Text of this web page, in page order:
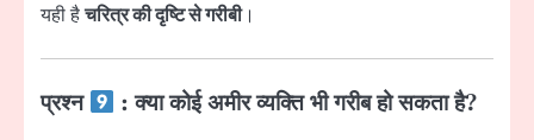
यही हैचरित्र की दृष्टि से गरीबी।
प्रश्न : क्या कोई अमीर व्यक्ति भी गरीब हो सकता है?